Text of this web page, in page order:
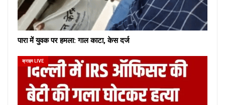
पारा में युवक पर हमला: गाल काटा, केस दर्ज
क्राइम LIVE